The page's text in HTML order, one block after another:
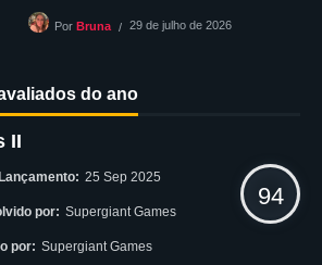
Por Bruna 29 de julho de 2026
do ano
II
25 Sep 2025
por: Supergiant Games
por: Supergiant Games
94